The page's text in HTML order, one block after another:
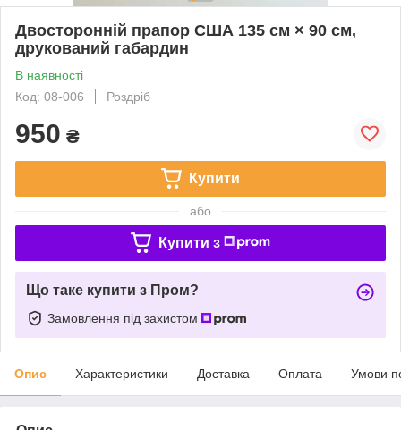
Двосторонній прапор США 135 см × 90 см,
друкований габардин
В наявності
Код: 08-006
Роздріб
950 ₴
Купити
або
Купити з
Що таке купити з Пром?
Замовлення під захистом
Опис Характеристики Доставка Оплата Умови